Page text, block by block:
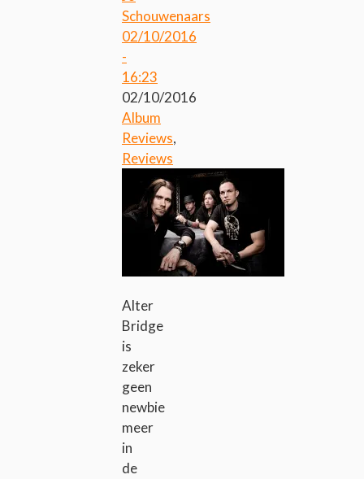
Schouwenaars
02/10/2016
-
16:23
02/10/2016
Album
Reviews,
Reviews
Alter
Bridge
is
zeker
geen
newbie
meer
in
de